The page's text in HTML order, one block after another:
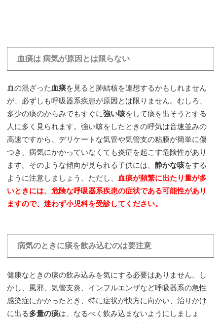
血痰は 病気が原因とは限らない
血の混ざった 血痰を見ると肺結核を連想するかもしれません
が、必ずしも呼吸器系疾患が原因とは限りません。むしろ、
多少の痰のからみでもすぐに強い咳をして痰を出そうとする
人に多く見られます。強い咳をしたときの呼気は音速並みの
高速ですから、デリケートな気管や気管支の粘膜が簡単に傷
つき、病気にかかっていなくても炎症を起こす危険性があり
ます。そのような傾向が見られる子供には、静かな咳をする
ように注意しましょう。ただし、 血痰が頻繁に出たり量が多
いときには、危険な呼吸器系疾患の症状である可能性があり
ますので、迷わず小児科を受診してください。
病気のときに痰を飲み込むのは要注意
健康なときの痰の飲み込みを気にする必要はありません。し
かし、風邪、気管支炎、インフルエンザなど呼吸器系の急性
感染症にかかったとき、特に症状が快方に向かい、治りかけ
に出る多量の痰は、なるべく飲み込まないようにしましょ